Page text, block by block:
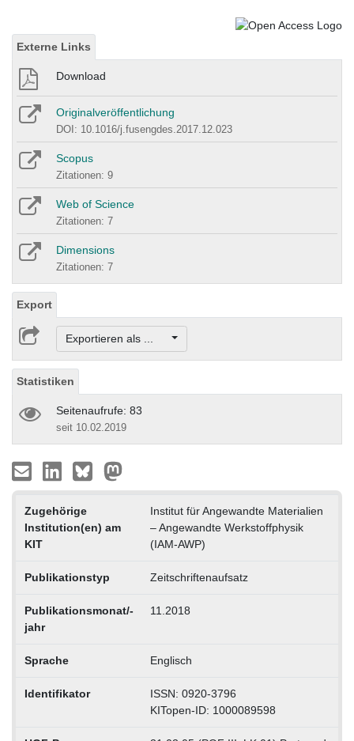
Externe Links
Download
Originalveröffentlichung
DOI: 10.1016/j.fusengdes.2017.12.023
Scopus
Zitationen: 9
Web of Science
Zitationen: 7
Dimensions
Zitationen: 7
Export
Exportieren als ...
Statistiken
Seitenaufrufe: 83
seit 10.02.2019
Zugehörige
Institution(en) am
KIT
Institut für Angewandte Materialien
– Angewandte Werkstoffphysik
(IAM-AWP)
Publikationstyp Zeitschriftenaufsatz
Publikationsmonat/-
jahr
11.2018
Sprache Englisch
Identifikator
ISSN: 0920-3796
KITopen-ID: 1000089598